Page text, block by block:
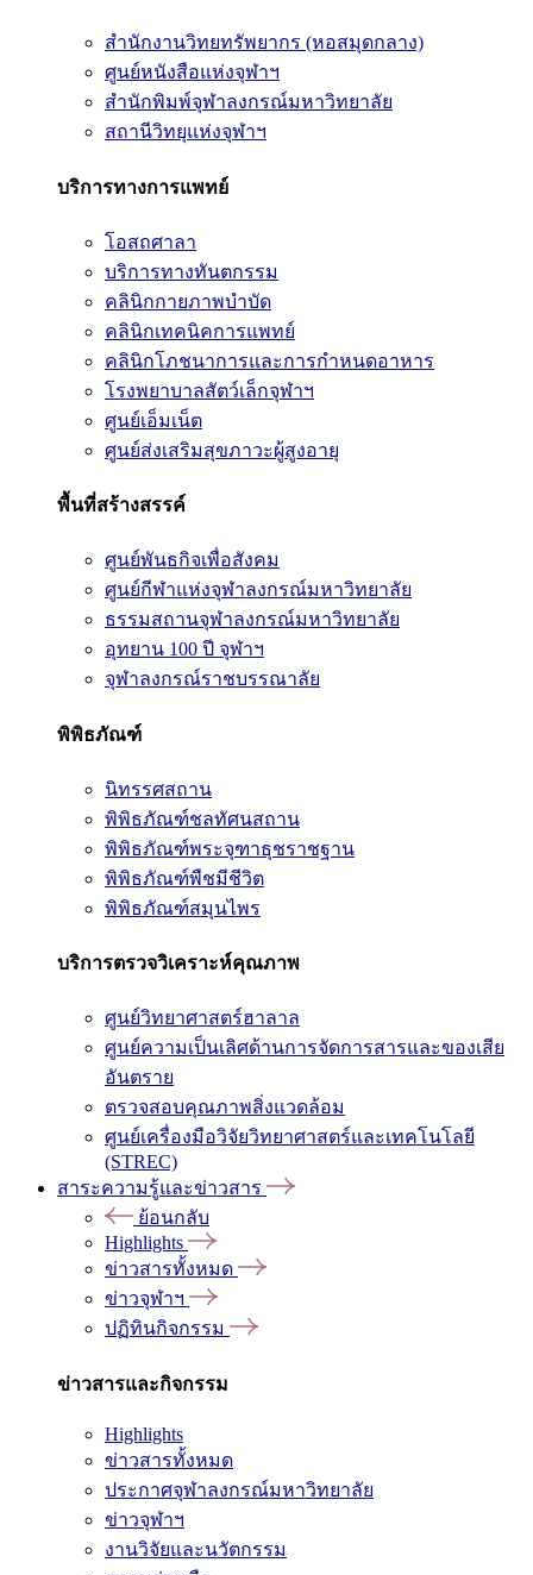
สำนักงานวิทยทรัพยากร (หอสมุดกลาง)
ศูนย์หนังสือแห่งจุฬาฯ
สำนักพิมพ์จุฬาลงกรณ์มหาวิทยาลัย
สถานีวิทยุแห่งจุฬาฯ
บริการทางการแพทย์
โอสถศาลา
บริการทางทันตกรรม
คลินิกกายภาพบำบัด
คลินิกเทคนิคการแพทย์
คลินิกโภชนาการและการกำหนดอาหาร
โรงพยาบาลสัตว์เล็กจุฬาฯ
ศูนย์เอ็มเน็ต
ศูนย์ส่งเสริมสุขภาวะผู้สูงอายุ
พื้นที่สร้างสรรค์
ศูนย์พันธกิจเพื่อสังคม
ศูนย์กีฬาแห่งจุฬาลงกรณ์มหาวิทยาลัย
ธรรมสถานจุฬาลงกรณ์มหาวิทยาลัย
อุทยาน 100 ปี จุฬาฯ
จุฬาลงกรณ์ราชบรรณาลัย
พิพิธภัณฑ์
นิทรรศสถาน
พิพิธภัณฑ์ชลทัศนสถาน
พิพิธภัณฑ์พระจุฑาธุชราชฐาน
พิพิธภัณฑ์พืชมีชีวิต
พิพิธภัณฑ์สมุนไพร
บริการตรวจวิเคราะห์คุณภาพ
ศูนย์วิทยาศาสตร์ฮาลาล
ศูนย์ความเป็นเลิศด้านการจัดการสารและของเสีย
อันตราย
ตรวจสอบคุณภาพสิ่งแวดล้อม
ศูนย์เครื่องมือวิจัยวิทยาศาสตร์และเทคโนโลยี
(STREC)
สาระความรู้และข่าวสาร
ย้อนกลับ
Highlights
ข่าวสารทั้งหมด
ข่าวจุฬาฯ
ปฏิทินกิจกรรม
ข่าวสารและกิจกรรม
Highlights
ข่าวสารทั้งหมด
ประกาศจุฬาลงกรณ์มหาวิทยาลัย
ข่าวจุฬาฯ
งานวิจัยและนวัตกรรม